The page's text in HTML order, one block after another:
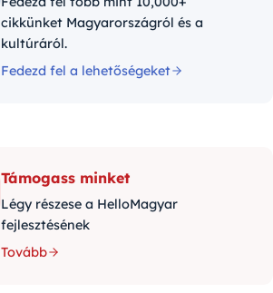
cikkünket Magyarországról és a
kultúráról.
Fedezd fel a lehetőségeket
Támogass minket
Légy részese a HelloMagyar
fejlesztésének
Tovább